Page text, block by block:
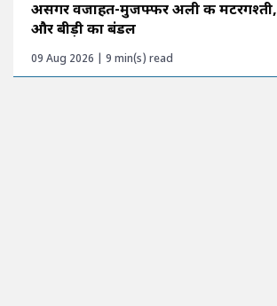
असगर वजाहत-मुजफ्फर अली की मटरगश्ती, ‘मौलाना घोड़ी ’
और बीड़ी का बंडल
09 Aug 2026 | 9 min(s) read